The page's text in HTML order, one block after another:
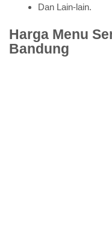
Dan Lain-lain.
Harga Menu
Bandung